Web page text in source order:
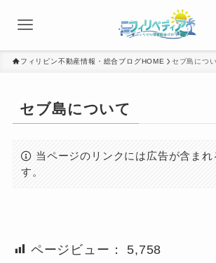
フィリピン不動産情報・総合ブログHOME セブ島につ
セブ島について
当ページのリンクには広告が含まれ
す。
ページビュー： 5,758